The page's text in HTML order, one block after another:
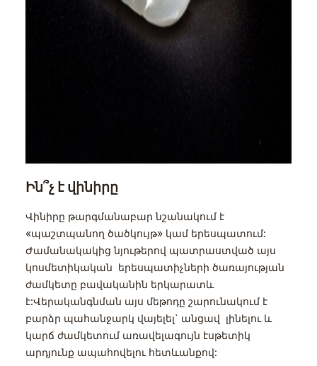
Ին՞չ է վինիրը
Վինիրը թարգմանաբար նշանակում է
«պաշտպանող ծածկույթ» կամ երեսպատում:
Ժամանակակից նյութերով պատրաստված այս
կոսմետիկական երեսպատիչների ծառայության
ժամկետը բավականին երկարատև
է:Վերականգնման այս մեթոդը շարունակում է
բարձր պահանջարկ վայելել` անցավ լինելու և
կարճ ժամկետում առավելագույն էսթետիկ
արդյունք ապահովելու հետևանքով: